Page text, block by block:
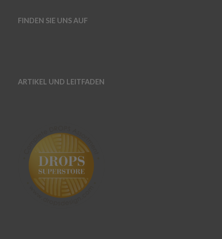
FINDEN SIE UNS AUF
ARTIKEL UND LEITFADEN